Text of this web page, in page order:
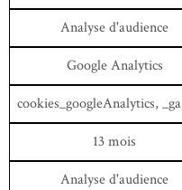
Analyse d'audience
Google Analytics
cookies_googleAnalytics,
13 mois
Analyse d'audience